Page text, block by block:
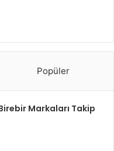
Popüler
Markaları Takip